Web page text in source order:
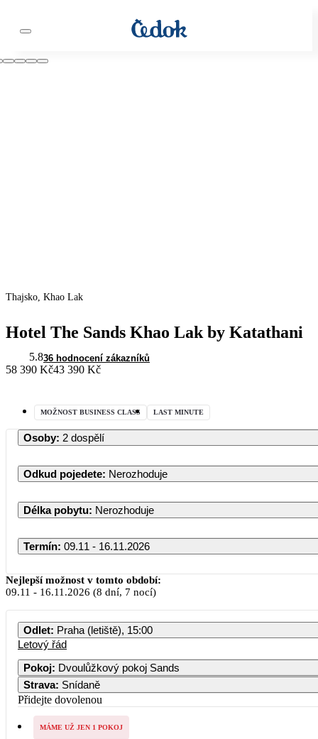
Thajsko, Khao Lak
Hotel The Sands Khao Lak by Katathani
5.836 hodnocení zákazníků
58 390 Kč43 390 Kč
MOŽNOST BUSINESS CLASS LAST MINUTE
Osoby: 2 dospělí
Odkud pojedete: Nerozhoduje
Délka pobytu: Nerozhoduje
Termín: 09.11 - 16.11.2026
Nejlepší možnost v tomto období:
09.11 - 16.11.2026 (8 dní, 7 nocí)
Odlet: Praha (letiště), 15:00
Letový řád
Pokoj: Dvoulůžkový pokoj Sands
Strava: Snídaně
Přidejte dovolenou
MÁME UŽ JEN 1 POKOJ